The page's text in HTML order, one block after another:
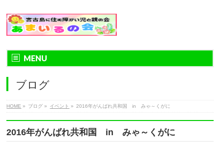
MENU
ブログ
HOME » ブログ » イベント » 2016年がんばれ共和国 in みゃ～くがに
2016年がんばれ共和国 in みゃ～くがに